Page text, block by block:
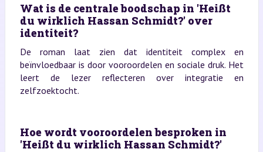
Wat is de centrale boodschap in 'Heißt
du wirklich Hassan Schmidt?' over
identiteit?
De roman laat zien dat identiteit complex en
beïnvloedbaar is door vooroordelen en sociale druk. Het
leert de lezer reflecteren over integratie en
zelfzoektocht.
Hoe wordt vooroordelen besproken in
'Heißt du wirklich Hassan Schmidt?'